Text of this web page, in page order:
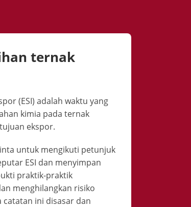
ternak
(ESI) adalah waktu yang
kimia pada ternak
ekspor.
untuk mengikuti petunjuk
ESI dan menyimpan
praktik-praktik
menghilangkan risiko
ini disasar dan